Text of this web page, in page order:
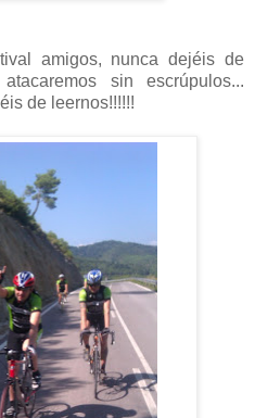
amigos, nunca dejéis de
sin escrúpulos...
de leernos!!!!!!